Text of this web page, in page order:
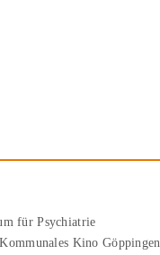
für Psychiatrie
Kommunales Kino Göppingen